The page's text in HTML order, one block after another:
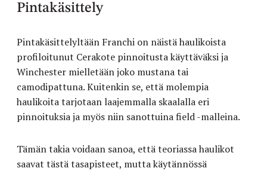
Pintakäsittely
Pintakäsittelyltään Franchi on näistä haulikoista
profiloitunut Cerakote pinnoitusta käyttäväksi ja
Winchester mielletään joko mustana tai
camodipattuna. Kuitenkin se, että molempia
haulikoita tarjotaan laajemmalla skaalalla eri
pinnoituksia ja myös niin sanottuina field -malleina.
Tämän takia voidaan sanoa, että teoriassa haulikot
saavat tästä tasapisteet, mutta käytännössä